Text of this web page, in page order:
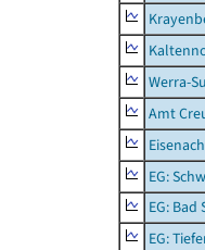
Werra-
Amt
EG:
EG:
EG: